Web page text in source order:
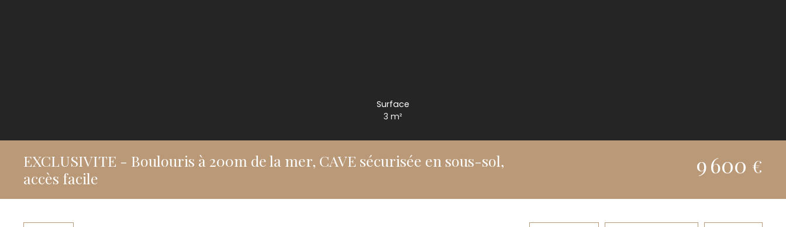
Surface
3 m²
EXCLUSIVITE - Boulouris à 200m de la mer, CAVE sécurisée en sous-sol,
accès facile
9 600 €